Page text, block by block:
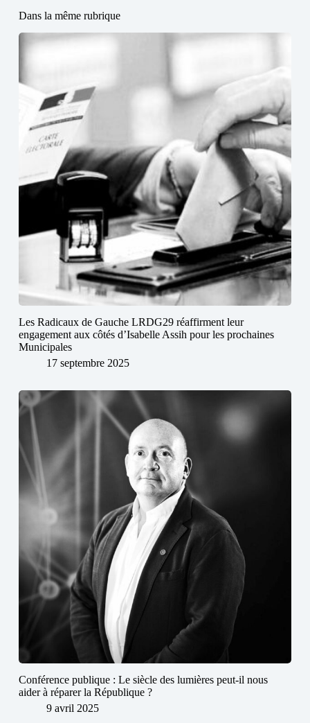
Dans la même rubrique
Les Radicaux de Gauche LRDG29 réaffirment leur
engagement aux côtés d’Isabelle Assih pour les prochaines
Municipales
17 septembre 2025
Conférence publique : Le siècle des lumières peut-il nous
aider à réparer la République ?
9 avril 2025